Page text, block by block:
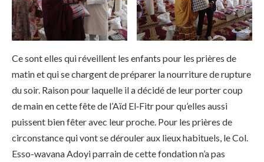
Ce sont elles qui réveillent les enfants pour les prières de
matin et qui se chargent de préparer la nourriture de rupture
du soir. Raison pour laquelle il a décidé de leur porter coup
de main en cette fête de l’Aïd El‑Fitr pour qu’elles aussi
puissent bien fêter avec leur proche. Pour les prières de
circonstance qui vont se dérouler aux lieux habituels, le Col.
Esso-wavana Adoyi parrain de cette fondation n’a pas